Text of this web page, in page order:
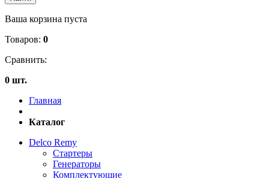
Ваша корзина пуста
Товаров: 0
Сравнить:
0 шт.
Главная
Каталог
Delco Remy
Стартеры
Генераторы
Комплектующие